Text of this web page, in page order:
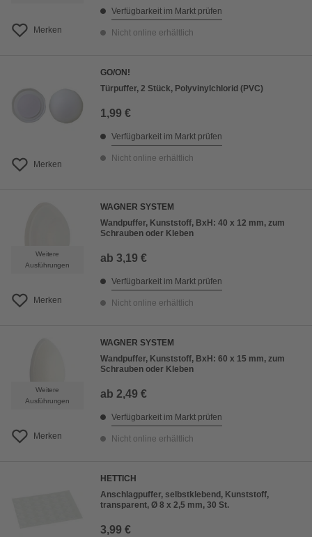
Merken
Verfügbarkeit im Markt prüfen
Nicht online erhältlich
Merken
GO/ON!
Türpuffer, 2 Stück, Polyvinylchlorid (PVC)
1,99 €
Verfügbarkeit im Markt prüfen
Nicht online erhältlich
Weitere
Ausführungen
Merken
WAGNER SYSTEM
Wandpuffer, Kunststoff, BxH: 40 x 12 mm, zum
Schrauben oder Kleben
ab 3,19 €
Verfügbarkeit im Markt prüfen
Nicht online erhältlich
Weitere
Ausführungen
Merken
WAGNER SYSTEM
Wandpuffer, Kunststoff, BxH: 60 x 15 mm, zum
Schrauben oder Kleben
ab 2,49 €
Verfügbarkeit im Markt prüfen
Nicht online erhältlich
HETTICH
Anschlagpuffer, selbstklebend, Kunststoff,
transparent, Ø 8 x 2,5 mm, 30 St.
3,99 €